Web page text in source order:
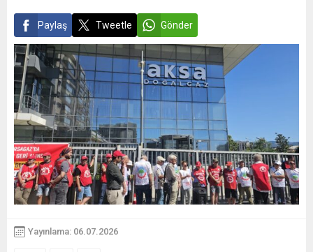
Paylaş Tweetle Gönder
Yayınlama: 06.07.2026